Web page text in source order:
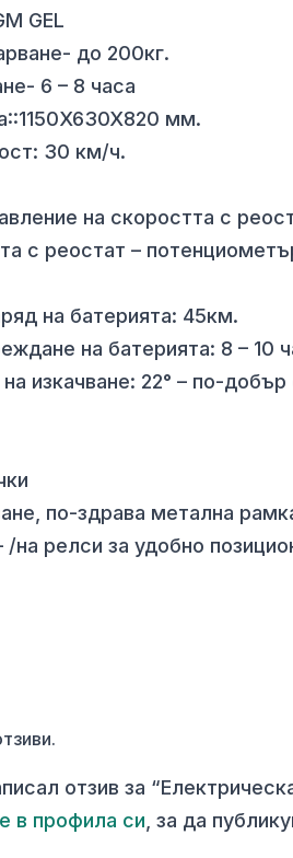
GEL
до 200кг.
6 – 8 часа
мм.
30 км/ч.
на скоростта с
с реостат –
на батерията: 45км.
на батерията: 8 – 10
изкачване: 22° – по-
по-здрава метална
/на релси за удобно
отзив за
в профила си , за да